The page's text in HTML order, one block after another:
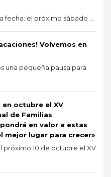
fecha: el próximo sábado ...
Volvemos en
una pequeña pausa para
octubre el XV
de Familias
en valor a estas
mejor lugar para crecer»
próximo 10 de octubre el XV